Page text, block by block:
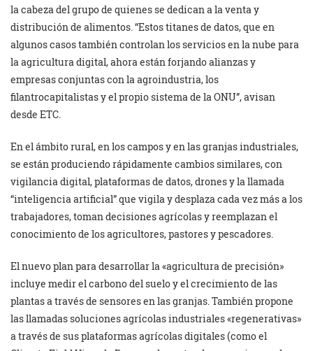
la cabeza del grupo de quienes se dedican a la venta y
distribución de alimentos. “Estos titanes de datos, que en
algunos casos también controlan los servicios en la nube para
la agricultura digital, ahora están forjando alianzas y
empresas conjuntas con la agroindustria, los
filantrocapitalistas y el propio sistema de la ONU”, avisan
desde ETC.
En el ámbito rural, en los campos y en las granjas industriales,
se están produciendo rápidamente cambios similares, con
vigilancia digital, plataformas de datos, drones y la llamada
“inteligencia artificial” que vigila y desplaza cada vez más a los
trabajadores, toman decisiones agrícolas y reemplazan el
conocimiento de los agricultores, pastores y pescadores.
El nuevo plan para desarrollar la «agricultura de precisión»
incluye medir el carbono del suelo y el crecimiento de las
plantas a través de sensores en las granjas. También propone
las llamadas soluciones agrícolas industriales «regenerativas»
a través de sus plataformas agrícolas digitales (como el